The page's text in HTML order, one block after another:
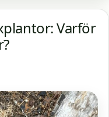
Varför